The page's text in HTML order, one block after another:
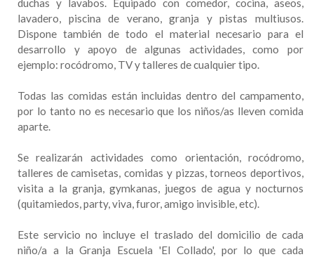
duchas y lavabos. Equipado con comedor, cocina, aseos,
lavadero, piscina de verano, granja y pistas multiusos.
Dispone también de todo el material necesario para el
desarrollo y apoyo de algunas actividades, como por
ejemplo: rocódromo, TV y talleres de cualquier tipo.
Todas las comidas están incluidas dentro del campamento,
por lo tanto no es necesario que los niños/as lleven comida
aparte.
Se realizarán actividades como orientación, rocódromo,
talleres de camisetas, comidas y pizzas, torneos deportivos,
visita a la granja, gymkanas, juegos de agua y nocturnos
(quitamiedos, party, viva, furor, amigo invisible, etc).
Este servicio no incluye el traslado del domicilio de cada
niño/a a la Granja Escuela 'El Collado', por lo que cada